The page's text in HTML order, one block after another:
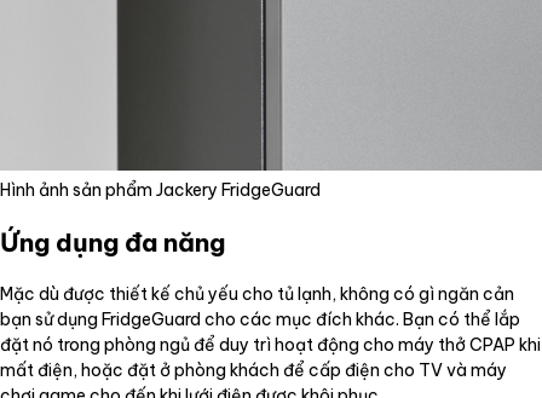
Hình ảnh sản phẩm Jackery FridgeGuard
Ứng dụng đa năng
Mặc dù được thiết kế chủ yếu cho tủ lạnh, không có gì ngăn cản
bạn sử dụng FridgeGuard cho các mục đích khác. Bạn có thể lắp
đặt nó trong phòng ngủ để duy trì hoạt động cho máy thở CPAP khi
mất điện, hoặc đặt ở phòng khách để cấp điện cho TV và máy